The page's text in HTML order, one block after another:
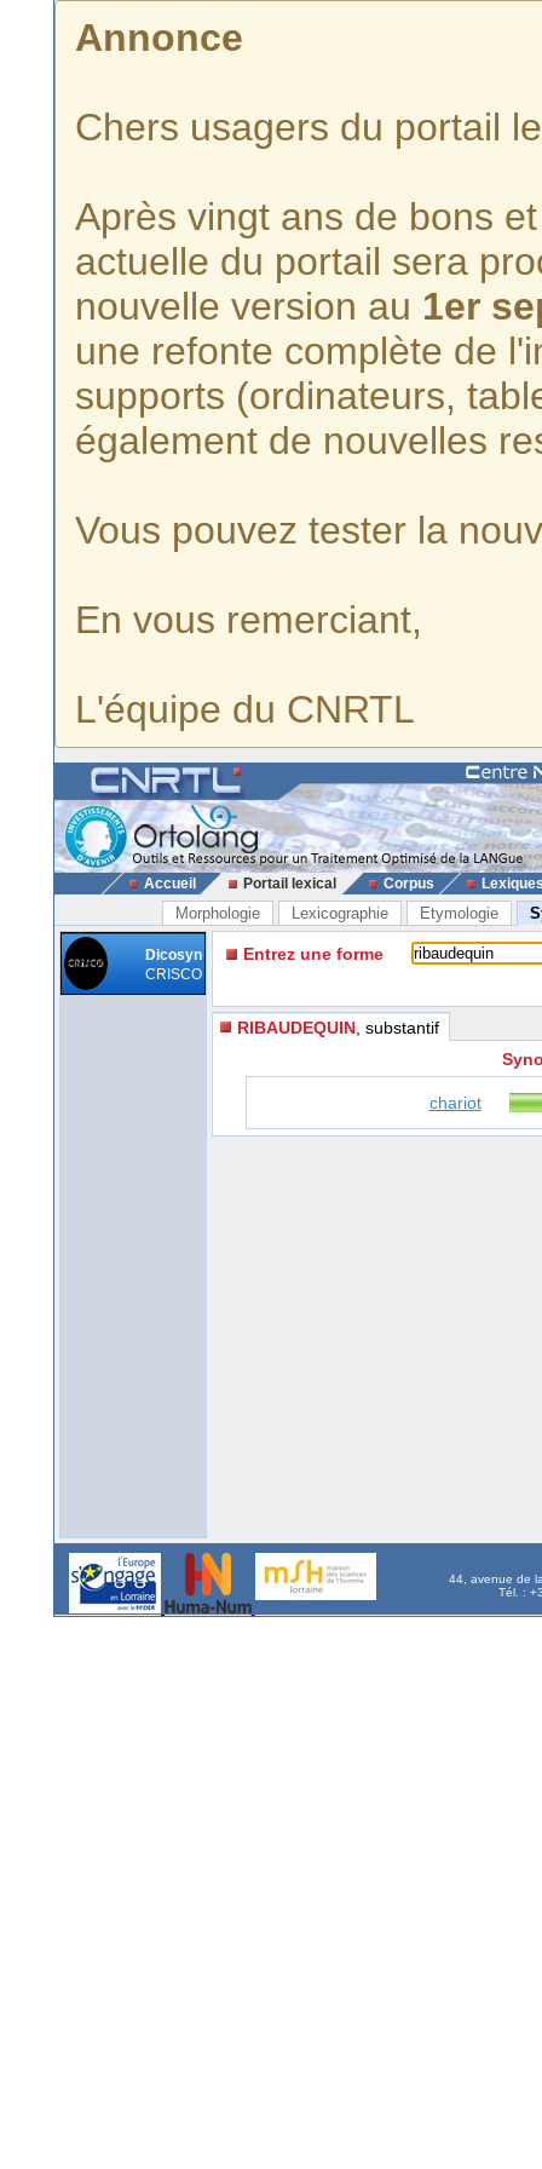
Annonce
Chers usagers du portail
Après vingt ans de bons
actuelle du portail sera
nouvelle version au 1er
une refonte complète de
supports (ordinateurs,
également de nouvelles
Vous pouvez tester la
En vous remerciant,
L'équipe du CNRTL
Accueil Portail lexical Corpus
Morphologie Lexicographie Etymologie
Dicosyn
CRISCO
Entrez une forme
RIBAUDEQUIN , substantif
chariot
44, avenue de
Tél. :